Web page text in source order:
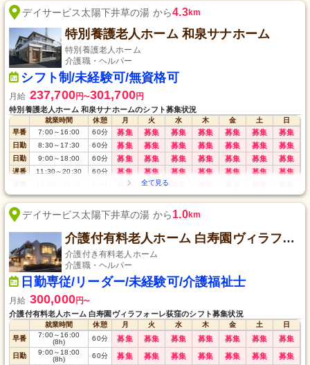
デイサービス太陽下井草の湯 から4.3km
特別養護老人ホーム 和泉サナホーム
特別養護老人ホーム
介護職・ヘルパー
シフト制/未経験可/無資格可
月給 237,700円〜301,700円
特別養護老人ホーム 和泉サナホームのシフト募集状況
就業時間 休憩 月 火 水 木 金 土
日
早番
7:00～16:00 60分 募集 募集 募集 募集 募集 募集 募集
日勤 8:30～17:30 60分 募集 募集 募集 募集 募集 募集 募集
日勤 9:00～18:00 60分 募集 募集 募集 募集 募集 募集 募集
遅番 11:30～20:30 60分 募集 募集 募集 募集 募集 募集 募集
募集 募集
夜勤 21:45～翌7:30 60分 募集 募集 募集 募集 募集 募集 募集
デイサービス太陽下井草の湯 から1.0km
介護付有料老人ホーム 白寿園ヴィラフォーレ荻窪
介護付き有料老人ホーム
介護職・ヘルパー
日勤専従/リーダー/未経験可/介護福祉士
月給 300,000円〜
介護付有料老人ホーム 白寿園ヴィラフォーレ荻窪のシフト募集状況
就業時間 休憩 月 火 水 木 金 土
日
早番
7:00～16:00
(8h)
60分 募集 募集 募集 募集 募集 募集 募集
日勤 9:00～18:00
(8h)
60分 募集 募集 募集 募集 募集 募集 募集